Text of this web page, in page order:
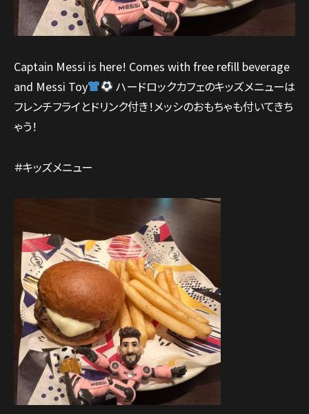
Captain Messi is here! Comes with free refill beverage
and Messi Toy
ハードロックカフェのキッズメニューは
フレンチフライとドリンク付き！メッシのおもちゃも付いてきち
ゃう！
＃キッズメニュー